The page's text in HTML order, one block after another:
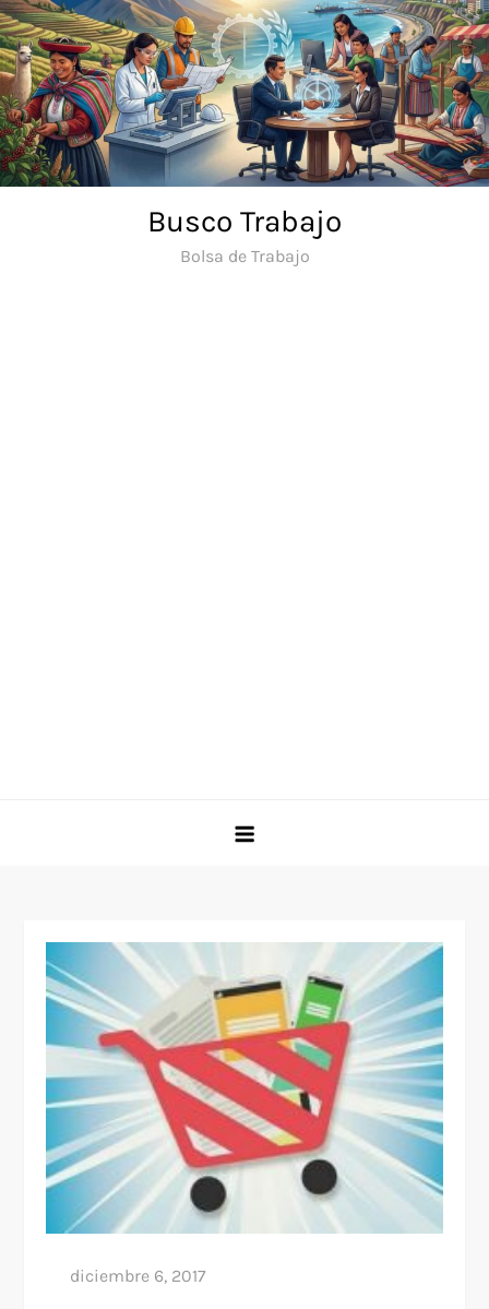
Saltar
al
contenido
Busco Trabajo
Bolsa de Trabajo